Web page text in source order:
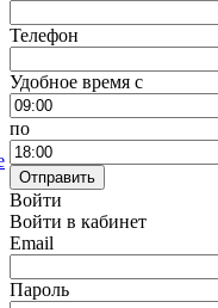
Телефон
Удобное время c
по
Отправить
Войти
Войти в кабинет
Email
Пароль